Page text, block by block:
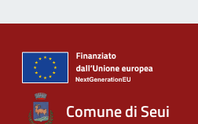
Comune di Seui